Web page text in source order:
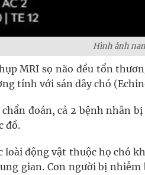
Hình ảnh
MRI sọ não đều tổn
tính với sán dây chó
chẩn đoán, cả 2 bệnh nhân
đồ.
loài động vật thuộc họ chó
gian. Con người bị